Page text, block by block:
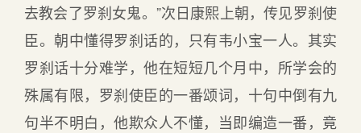
去教会了罗刹女鬼。”次日康熙上朝，传见罗刹使
臣。朝中懂得罗刹话的，只有韦小宝一人。其实
罗刹话十分难学，他在短短几个月中，所学会的
殊属有限，罗刹使臣的一番颂词，十句中倒有九
句半不明白，他欺众人不懂，当即编造一番，竟